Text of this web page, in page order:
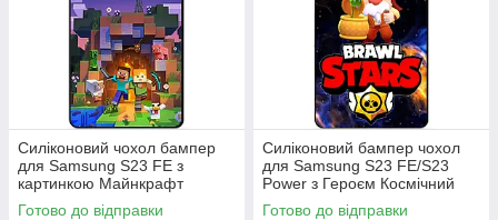
Силіконовий чохол бампер
для Samsung S23 FE з
картинкою Майнкрафт
Minecraft
Готово до відправки
Силіконовий бампер чохол
для Samsung S23 FE/S23
Power з Героєм Космічний
Бравл Гейл
Готово до відправки